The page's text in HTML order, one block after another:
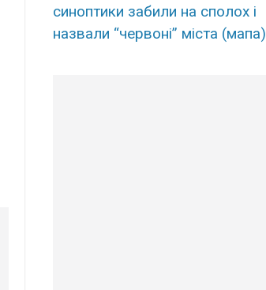
синоптики забили на сполох і
назвали “червоні” міста (мапа)